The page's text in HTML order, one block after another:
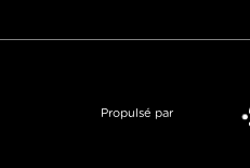
Propulsé par